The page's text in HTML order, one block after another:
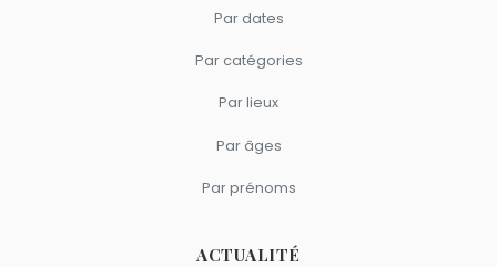
Par dates
Par catégories
Par lieux
Par âges
Par prénoms
ACTUALITÉ